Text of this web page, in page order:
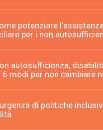
potenziare l’assistenza
per i non
autosufficienza,
6 modi per non cambiare
di politiche